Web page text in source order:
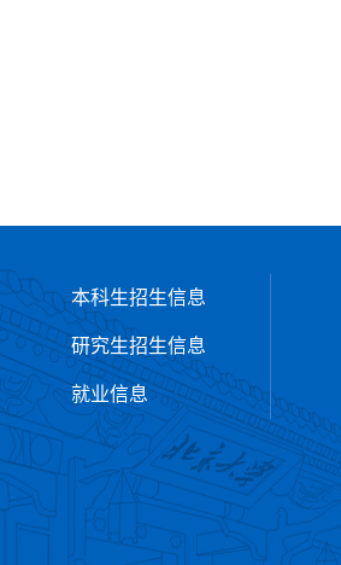
本科生招生信息
研究生招生信息
就业信息